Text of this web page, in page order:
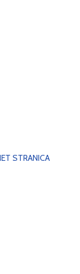
STRANICA